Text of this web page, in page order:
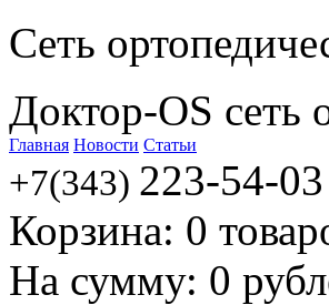
Сеть
Доктор-OS сеть
Главная Новости Статьи
+7(343) 223-54-03
Корзина: 0
На сумму: 0